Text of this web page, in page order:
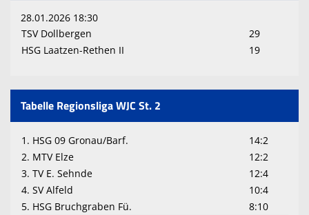
28.01.2026 18:30
TSV Dollbergen
29
HSG Laatzen-Rethen II
19
Tabelle Regionsliga WJC St. 2
1. HSG 09 Gronau/Barf.
14:2
2. MTV Elze
12:2
3. TV E. Sehnde
12:4
4. SV Alfeld
10:4
5. HSG Bruchgraben Fü.
8:10